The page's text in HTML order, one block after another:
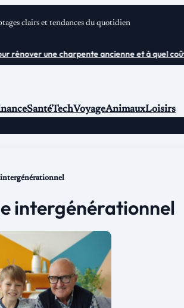
clairs et tendances du quotidien
une charpente ancienne et à quel coût ?
SantéTechVoyageAnimauxLoisirs
intergénérationnel